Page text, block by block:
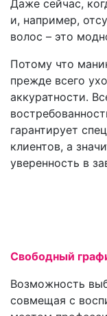
Даже сейчас,
и, например,
волос – это
Потому что
прежде всего
аккуратности.
гарантирует
клиентов, а
уверенность в
Свободный
Возможность
совмещая с